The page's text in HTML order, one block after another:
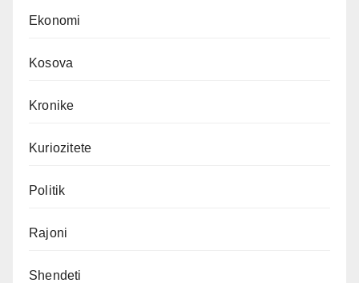
Ekonomi
Kosova
Kronike
Kuriozitete
Politik
Rajoni
Shendeti